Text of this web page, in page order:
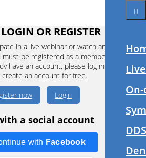
OR REGISTER
in a live webinar or watch an on-
must be registered as a member of this
have an account, please log in. If not,
create an account for free.
now
Login
a social account
with Facebook